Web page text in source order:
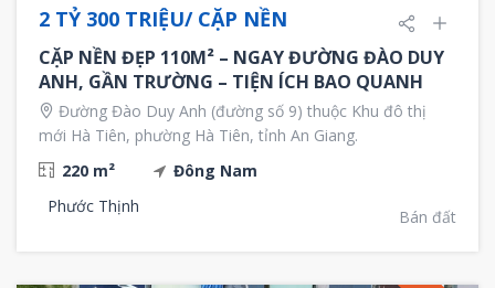
2 TỶ 300 TRIỆU/ CẶP NỀN
CẶP NỀN ĐẸP 110M² – NGAY ĐƯỜNG ĐÀO DUY
ANH, GẦN TRƯỜNG – TIỆN ÍCH BAO QUANH
Đường Đào Duy Anh (đường số 9) thuộc Khu đô thị
mới Hà Tiên, phường Hà Tiên, tỉnh An Giang.
220 m²
Đông Nam
Phước Thịnh
Bán đất